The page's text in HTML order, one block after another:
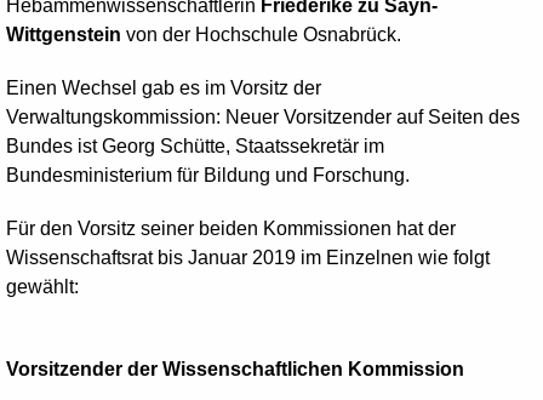
Hebammenwissenschaftlerin Friederike zu Sayn-
Wittgenstein von der Hochschule Osnabrück.
Einen Wechsel gab es im Vorsitz der
Verwaltungskommission: Neuer Vorsitzender auf Seiten des
Bundes ist Georg Schütte, Staatssekretär im
Bundesministerium für Bildung und Forschung.
Für den Vorsitz seiner beiden Kommissionen hat der
Wissenschaftsrat bis Januar 2019 im Einzelnen wie folgt
gewählt:
Vorsitzender der Wissenschaftlichen Kommission